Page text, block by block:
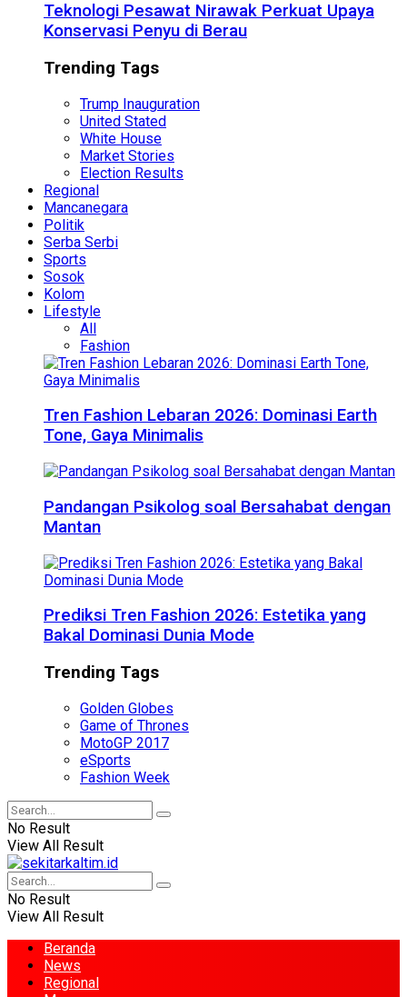
Teknologi Pesawat Nirawak Perkuat Upaya
Konservasi Penyu di Berau
Trending Tags
Trump Inauguration
United Stated
White House
Market Stories
Election Results
Regional
Mancanegara
Politik
Serba Serbi
Sports
Sosok
Kolom
Lifestyle
All
Fashion
Tren Fashion Lebaran 2026: Dominasi Earth
Tone, Gaya Minimalis
Pandangan Psikolog soal Bersahabat dengan
Mantan
Prediksi Tren Fashion 2026: Estetika yang
Bakal Dominasi Dunia Mode
Trending Tags
Golden Globes
Game of Thrones
MotoGP 2017
eSports
Fashion Week
No Result
View All Result
No Result
View All Result
Beranda
News
Regional